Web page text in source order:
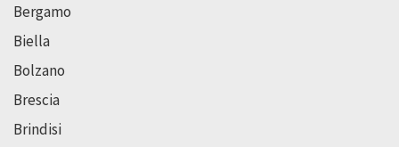
Bergamo
Biella
Bolzano
Brescia
Brindisi